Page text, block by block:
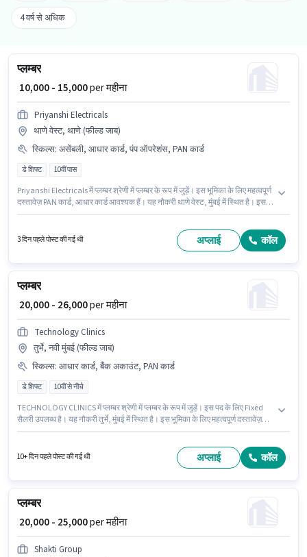
4 वर्ष से अधिक
प्लम्बर
₹ 10,000 - 15,000per महीना
Priyanshi Electricals
थाणे वेस्ट, थाणे (फील्ड जाब)
स्किल्स: असेंबली, आधार कार्ड, पंप ऑपरेशंस, PAN कार्ड
डे शिफ्ट 10वीं पास
Priyanshi Electricals में प्लम्बर श्रेणी में प्लम्बर के रूप में जुड़ें। इस भूमिका के लिए महत्वपूर्ण
दस्तावेज़ PAN कार्ड, आधार कार्ड आवश्यक हैं। यह नौकरी थाणे वेस्ट, मुंबई में स्थित है। इस
होना अनिवार्य है।
3 दिन पहले पोस्ट की गई थी अप्लाई कॉल
प्लम्बर
₹ 20,000 - 26,000per महीना
Technology Clinics
तुर्भे, नवी मुंबई (फील्ड जाब)
स्किल्स: आधार कार्ड, बैंक अकाउंट, PAN कार्ड
डे शिफ्ट 10वीं से नीचे
TECHNOLOGY CLINICS में प्लम्बर श्रेणी में प्लम्बर के रूप में जुड़ें। इस पद के लिए Fixed
सैलरी उपलब्ध है। यह नौकरी तुर्भे, मुंबई में स्थित है। इस भूमिका के लिए महत्वपूर्ण दस्तावेज़
माह ₹26000 तक कमा सकते हैं।
10+ दिन पहले पोस्ट की गई थी अप्लाई कॉल
प्लम्बर
₹ 20,000 - 25,000per महीना
Shakti Group